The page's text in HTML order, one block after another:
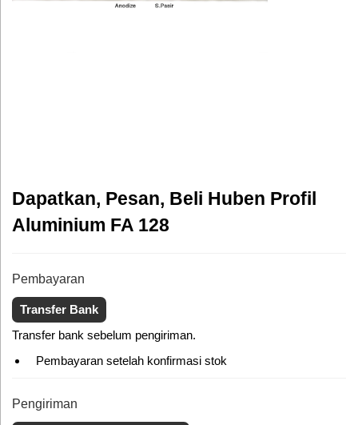
Dapatkan, Pesan, Beli Huben Profil
Aluminium FA 128
Pembayaran
Transfer Bank
Transfer bank sebelum pengiriman.
Pembayaran setelah konfirmasi stok
Pengiriman